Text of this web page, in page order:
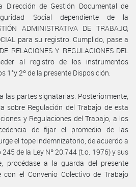
Dirección de Gestión Documental de
Social dependiente de la
ADMINISTRATIVA DE TRABAJO,
para su registro. Cumplido, pase a
RELACIONES Y REGULACIONES DEL
al registro de los instrumentos
1°y 2º de la presente Disposición.
las partes signatarias. Posteriormente,
sobre Regulación del Trabajo de esta
y Regulaciones del Trabajo, a los
de fijar el promedio de las
el tope indemnizatorio, de acuerdo a
de la Ley Nº 20.744 (t.o. 1976) y sus
procédase a la guarda del presente
con el Convenio Colectivo de Trabajo